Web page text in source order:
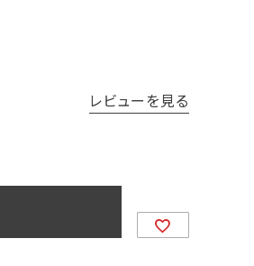
レビューを見る